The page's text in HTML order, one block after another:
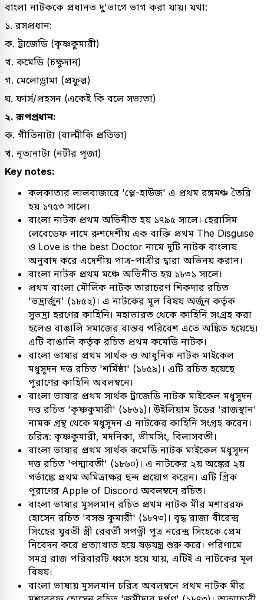
বাংলা নাটককে প্রধানত দু'ভাগে ভাগ করা যায়। যথা:
১. রসপ্রধান:
ক. ট্রাজেডি (কৃষ্ণকুমারী)
খ. কমেডি (চক্ষুদান)
গ. মেলোড্রামা (প্রফুল্ল)
ঘ. ফার্স/প্রহসন (একেই কি বলে সভ্যতা)
২. রূপপ্রধান:
ক. গীতিনাট্য (বাল্মীকি প্রতিভা)
খ. নৃত্যনাট্য (নটীর পূজা)
Key notes:
কলকাতার লালবাজারে 'প্লে-হাউজ' এ প্রথম রঙ্গমঞ্চ তৈরি
হয় ১৭৫৩ সালে।
বাংলা নাটক প্রথম অভিনীত হয় ১৭৯৫ সালে। হেরাসিম
লেবেডেফ নামে রুশদেশীয় এক ব্যক্তি প্রথম The Disguise
ও Love is the best Doctor নামে দুটি নাটক বাংলায়
অনুবাদ করে এদেশীয় পাত্র-পাত্রীর দ্বারা অভিনয় করান।
বাংলা নাটক প্রথম মঞ্চে অভিনীত হয় ১৮৩১ সালে।
প্রথম বাংলা মৌলিক নাটক তারাচরণ শিকদার রচিত
'ভদ্রার্জুন' (১৮৫২)। এ নাটকের মূল বিষয় অর্জুন কর্তৃক
সুভদ্রা হরণের কাহিনি। মহাভারত থেকে কাহিনি সংগ্রহ করা
হলেও বাঙালি সমাজের বাস্তব পরিবেশ এতে অঙ্কিত হয়েছে।
এটি বাঙালি কর্তৃক রচিত প্রথম কমেডি নাটক।
বাংলা ভাষার প্রথম সার্থক ও আধুনিক নাটক মাইকেল
মধুসূদন দত্ত রচিত 'শর্মিষ্ঠা' (১৮৫৯)। এটি রচিত হয়েছে
পুরাণের কাহিনি অবলম্বনে।
বাংলা ভাষার প্রথম সার্থক ট্রাজেডি নাটক মাইকেল মধুসূদন
দত্ত রচিত 'কৃষ্ণকুমারী' (১৮৬১)। উইলিয়াম টডের 'রাজস্থান'
নামক গ্রন্থ থেকে মধুসূদন এ নাটকের কাহিনি সংগ্রহ করেন।
চরিত্র: কৃষ্ণকুমারী, মদনিকা, ভীমসিং, বিলাসবতী।
বাংলা ভাষার প্রথম সার্থক কমেডি নাটক মাইকেল মধুসূদন
দত্ত রচিত 'পদ্মাবতী' (১৮৬০)। এ নাটকের ২য় অঙ্কের ২য়
গর্ভাঙ্কে প্রথম অমিত্রাক্ষর ছন্দ প্রয়োগ করেন। এটি গ্রিক
পুরাণের Apple of Discord অবলম্বনে রচিত।
বাংলা ভাষার মুসলমান রচিত প্রথম নাটক মীর মশাররফ
হোসেন রচিত 'বসন্ত কুমারী' (১৮৭৩)। বৃদ্ধ রাজা বীরেন্দ্র
সিংহের যুবতী স্ত্রী রেবর্তী সপত্নী পুত্র নরেন্দ্র সিংহকে প্রেম
নিবেদন করে প্রত্যাখাত হয়ে ষড়যন্ত্র শুরু করে। পরিণামে
সমগ্র রাজ পরিবারটি ধ্বংস হয়ে যায়, এটিই এ নাটকের মূল
বিষয়।
বাংলা ভাষায় মুসলমান চরিত্র অবলম্বনে প্রথম নাটক মীর